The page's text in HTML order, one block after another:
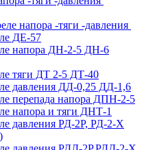
напора -тяги -давления
ДЕ-57
напора ДН-2-5 ДН-6
тяги ДТ 2-5 ДТ-40
давления ДД-0,25 ДД-1,6
перепада напора ДПН-2-5
напора и тяги ДНТ-1
давления РД-2Р, РД-2-Х